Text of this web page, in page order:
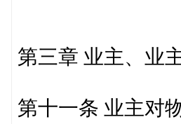
第三章 业主、业
第十一条 业主对